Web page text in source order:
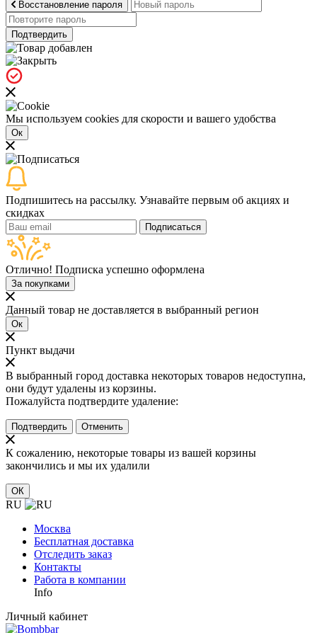
Восстановление пароля
Подтвердить
Мы используем cookies для скорости и вашего удобства
Ок
Подпишитесь на рассылку. Узнавайте первым об акциях и
скидках
Подписаться
Отлично! Подписка успешно оформлена
За покупками
Данный товар не доставляется в выбранный регион
Ок
Пункт выдачи
В выбранный город доставка некоторых товаров недоступна,
они будут удалены из корзины.
Пожалуйста подтвердите удаление:
Подтвердить Отменить
К сожалению, некоторые товары из вашей корзины
закончились и мы их удалили
ОК
RU
Москва
Бесплатная доставка
Отследить заказ
Контакты
Работа в компании
Info
Личный кабинет